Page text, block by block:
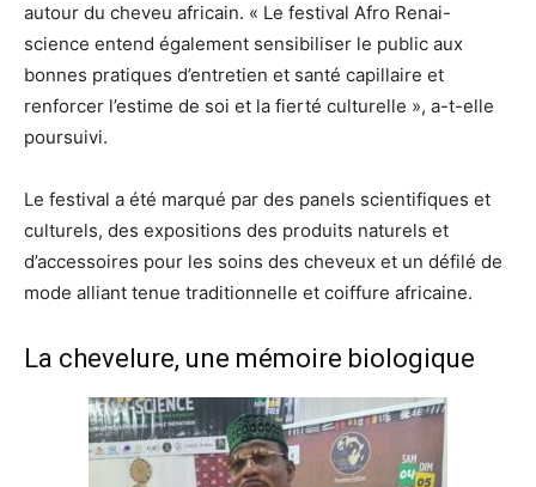
autour du cheveu africain. « Le festival Afro Renai-
science entend également sensibiliser le public aux
bonnes pratiques d’entretien et santé capillaire et
renforcer l’estime de soi et la fierté culturelle », a-t-elle
poursuivi.
Le festival a été marqué par des panels scientifiques et
culturels, des expositions des produits naturels et
d’accessoires pour les soins des cheveux et un défilé de
mode alliant tenue traditionnelle et coiffure africaine.
La chevelure, une mémoire biologique